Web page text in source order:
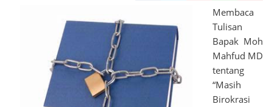
Membaca
Tulisan
Bapak Moh
Mahfud MD
tentang
“Masih
Birokrasi